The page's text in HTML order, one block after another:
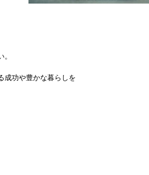
成功や豊かな暮らしを